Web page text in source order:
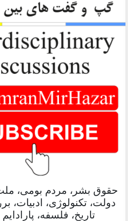
حقوق بشر، مردم بومی،
دولت، تکنولوژی، ادبیات،
تاریخ، فلسفه،